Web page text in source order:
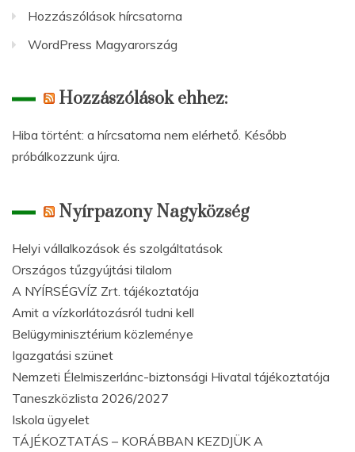
Hozzászólások hírcsatorna
WordPress Magyarország
Hozzászólások ehhez:
Hiba történt: a hírcsatorna nem elérhető. Később
próbálkozzunk újra.
Nyírpazony Nagyközség
Helyi vállalkozások és szolgáltatások
Országos tűzgyújtási tilalom
A NYÍRSÉGVÍZ Zrt. tájékoztatója
Amit a vízkorlátozásról tudni kell
Belügyminisztérium közleménye
Igazgatási szünet
Nemzeti Élelmiszerlánc-biztonsági Hivatal tájékoztatója
Taneszközlista 2026/2027
Iskola ügyelet
TÁJÉKOZTATÁS – KORÁBBAN KEZDJÜK A